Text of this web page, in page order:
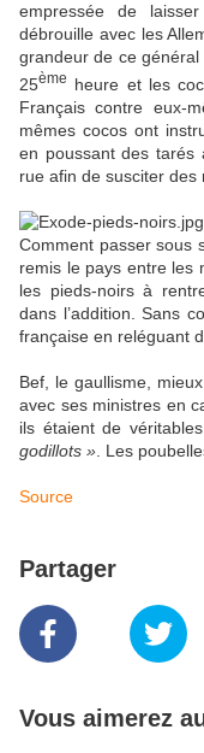
empressée de
débrouille avec les
grandeur de ce
25ème
heure et les
Français contre eux-
mêmes cocos ont
en poussant des tarés
rue afin de susciter des
Comment passer sous
remis le pays entre les
les pieds-noirs à
dans l’addition. Sans
française en reléguant
Bef, le gaullisme,
avec ses ministres en
ils étaient de
godillots » . Les
Source
Partager
Vous aimerez